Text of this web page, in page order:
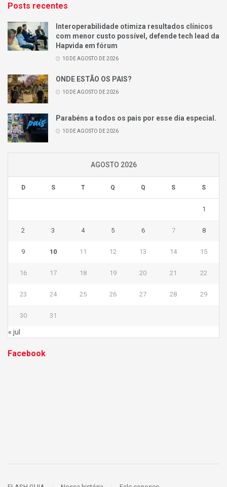
Posts recentes
Interoperabilidade otimiza resultados clínicos
com menor custo possível, defende tech lead da
Hapvida em fórum
10 DE AGOSTO DE 2026
ONDE ESTÃO OS PAIS?
10 DE AGOSTO DE 2026
Parabéns a todos os pais por esse dia especial.
10 DE AGOSTO DE 2026
AGOSTO 2026
D S T Q Q S S
1
2 3 4 5 6 7 8
9 10 11 12 13 14 15
16 17 18 19 20 21 22
23 24 25 26 27 28 29
30 31
« jul
Facebook